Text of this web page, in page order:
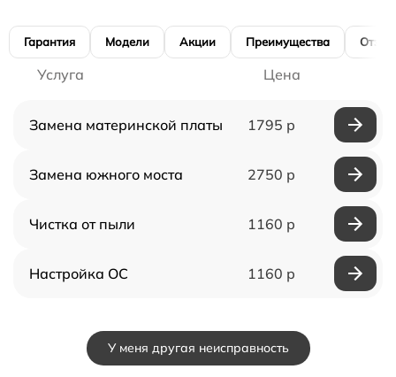
Гарантия Модели Акции Преимущества
Услуга Цена
Замена материнской платы 1795 р
Замена южного моста 2750 р
Чистка от пыли 1160 р
Настройка ОС 1160 р
У меня другая неисправность